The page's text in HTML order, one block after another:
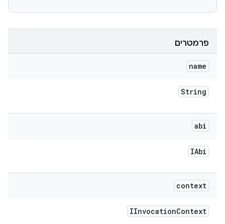
פרמטרים
name
String
abi
IAbi
context
IInvocationContext